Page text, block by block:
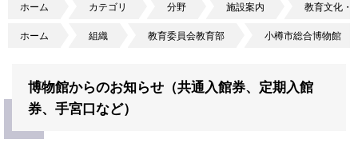
ホーム カテゴリ 分野 施設案内 教育文化・
ホーム 組織 教育委員会教育部 小樽市総合博物館
博物館からのお知らせ（共通入館券、定期入館
券、手宮口など）